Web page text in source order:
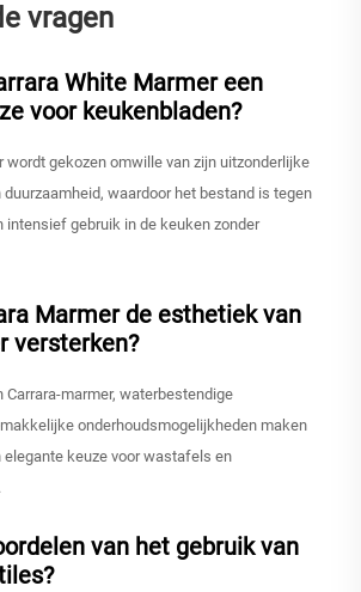
vragen
White Marmer een
voor keukenbladen?
wordt gekozen omwille van zijn uitzonderlijke
waardoor het bestand is tegen
intensief gebruik in de keuken zonder
Marmer de esthetiek van
versterken?
Carrara-marmer, waterbestendige
onderhoudsmogelijkheden maken
elegante keuze voor wastafels en
van het gebruik van